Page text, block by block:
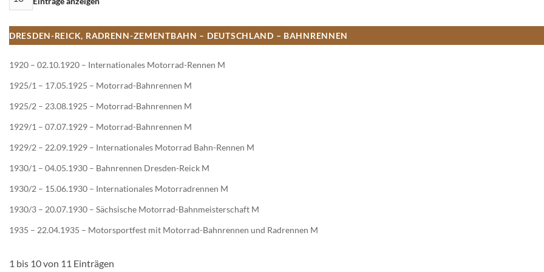
DRESDEN-REICK, RADRENN-ZEMENTBAHN – DEUTSCHLAND – BAHNRENNEN
1920 – 02.10.1920 – Internationales Motorrad-Rennen M
1925/1 – 17.05.1925 – Motorrad-Bahnrennen M
1925/2 – 23.08.1925 – Motorrad-Bahnrennen M
1929/1 – 07.07.1929 – Motorrad-Bahnrennen M
1929/2 – 22.09.1929 – Internationales Motorrad Bahn-Rennen M
1930/1 – 04.05.1930 – Bahnrennen Dresden-Reick M
1930/2 – 15.06.1930 – Internationales Motorradrennen M
1930/3 – 20.07.1930 – Sächsische Motorrad-Bahnmeisterschaft M
1935 – 22.04.1935 – Motorsportfest mit Motorrad-Bahnrennen und Radrennen M
1 bis 10 von 11 Einträgen